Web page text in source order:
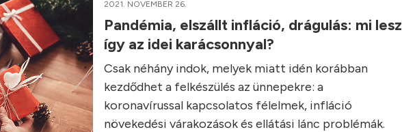
2021. NOVEMBER 26.
Pandémia, elszállt infláció, drágulás: mi lesz
így az idei karácsonnyal?
Csak néhány indok, melyek miatt idén korábban
kezdődhet a felkészülés az ünnepekre: a
koronavírussal kapcsolatos félelmek, infláció
növekedési várakozások és ellátási lánc problémák.